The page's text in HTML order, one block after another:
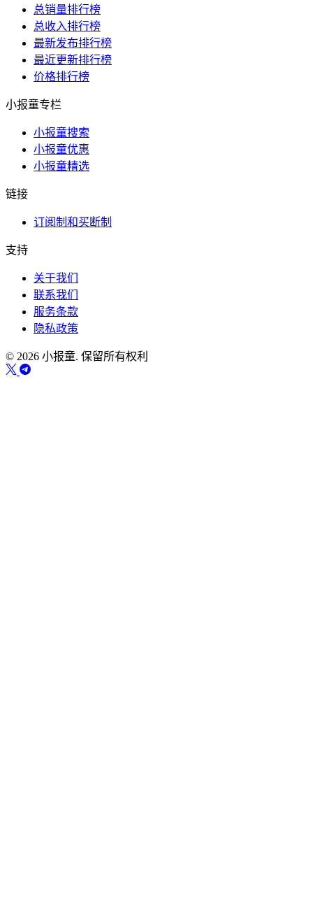
总销量排行榜
总收入排行榜
最新发布排行榜
最近更新排行榜
价格排行榜
小报童专栏
小报童搜索
小报童优惠
小报童精选
链接
订阅制和买断制
支持
关于我们
联系我们
服务条款
隐私政策
© 2026 小报童. 保留所有权利